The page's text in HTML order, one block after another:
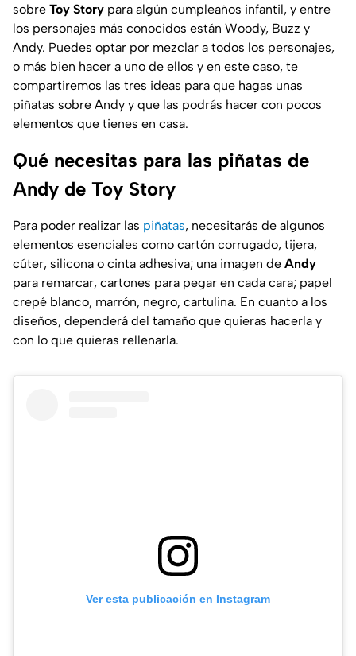
sobre Toy Story para algún cumpleaños infantil, y entre
los personajes más conocidos están Woody, Buzz y
Andy. Puedes optar por mezclar a todos los personajes,
o más bien hacer a uno de ellos y en este caso, te
compartiremos las tres ideas para que hagas unas
piñatas sobre Andy y que las podrás hacer con pocos
elementos que tienes en casa.
Qué necesitas para las piñatas de
Andy de Toy Story
Para poder realizar las piñatas, necesitarás de algunos
elementos esenciales como cartón corrugado, tijera,
cúter, silicona o cinta adhesiva; una imagen de Andy
para remarcar, cartones para pegar en cada cara; papel
crepé blanco, marrón, negro, cartulina. En cuanto a los
diseños, dependerá del tamaño que quieras hacerla y
con lo que quieras rellenarla.
Ver esta publicación en Instagram